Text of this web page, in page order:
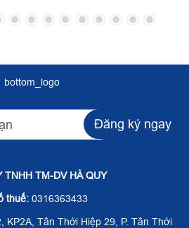
bottom_logo
Đăng ký ngay
TNHH TM-DV HÀ QUY
thuế:0316363433
KP2A, Tân Thới Hiệp 29, P. Tân Thới